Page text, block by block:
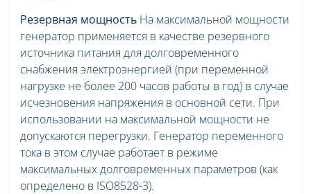
Резервная мощность На максимальной мощности
генератор применяется в качестве резервного
источника питания для долговременного
снабжения электроэнергией (при переменной
нагрузке не более 200 часов работы в год) в случае
исчезновения напряжения в основной сети. При
использовании на максимальной мощности не
допускаются перегрузки. Генератор переменного
тока в этом случае работает в режиме
максимальных долговременных параметров (как
определено в ISO8528-3).